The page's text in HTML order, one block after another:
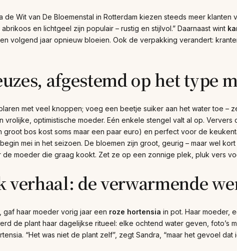
de Wit van De Bloemenstal in Rotterdam kiezen steeds meer klanten
en lichtgeel zijn populair – rustig en stijlvol.” Daarnaast wint
volgend jaar opnieuw bloeien. Ook de verpakking verandert:
afgestemd op het type
met veel knoppen; voeg een beetje suiker aan het water toe –
vrolijke, optimistische moeder. Eén enkele stengel valt al op.
groot bos kost soms maar een paar euro) en perfect voor de
mei in het seizoen. De bloemen zijn groot, geurig – maar wel
de moeder die graag kookt. Zet ze op een zonnige plek, pluk vers
verhaal: de verwarmende
gaf haar moeder vorig jaar een roze hortensia in pot. Haar moeder,
de plant haar dagelijkse ritueel: elke ochtend water geven, foto’s
“Het was niet de plant zelf”, zegt Sandra, “maar het gevoel dat